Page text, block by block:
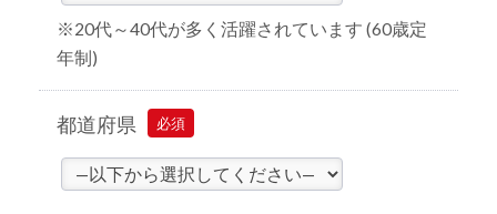
※20代～40代が多く活躍されています (60歳定
年制)
都道府県 必須